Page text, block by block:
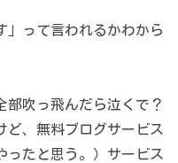
」って言われるかわから
部吹っ飛んだら泣くで？
ど、無料ブログサービス
ったと思う。）サービス